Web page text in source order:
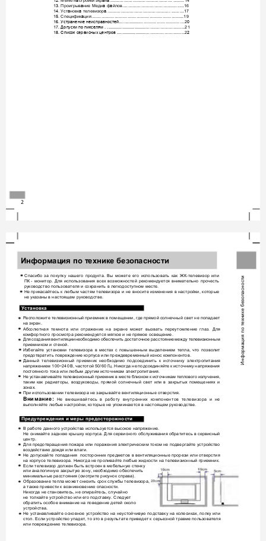
13. Проигрывние Меди фйлов.…………………………… … …16
14 . Устновк телевизор.…………………………………… ……17
15. Спецификци .…………………………………………………… ...19
16  … …………………… ….. .20
17 .    ..21
18 .    ..22
2
Информация по технике безопасности
Спасибо за покупку нашего продукта. Вы можете его использовать как ЖК-телевизор или
ПК - монитор. Для использования всех возможностей рекомендуется внимательно прочесть
руководство пользователя и сохранить в легкодоступном месте.
Не прикасайтесь к любым частям телевизора и не вносите изменения в настройки, которые
не указаны в настоящем руководстве.
Установка
Расположите телевизионный приемник в помещении, где прямой солнечный свет не попадает
на экран.
Абсолютная темнота или отражение на экране может вызвать переутомление глаз.
Для
комфортного просмотра рекомендуется мягкое и не прямое освещение.
Для создания вентиляции необходимо обеспечить достаточное расстояние между телевизионным
приемником и стеной.
Избегайте установки телевизора в местах с повышенным выделением тепла, что позволит
предотвратить повреждение корпуса или преждевременный износ компонентов.
Данный телевизионный приемник необходимо подсоединить к источнику электропитания Информация по тех
нике бе
зопасн
ости
напряжением 100~240 В, частотой 50/60 Гц. Никогда не подсоединяйте к источнику напряжения
постоянного тока или любым другим источникам электропитания.
Не устанавливайте телевизионный приемник в месте близком к источникам теплового излучения,
таким как радиаторы, воздуховоды, прямой солнечный свет или в закрытых помещениях и
зонах.
При использовании телевизора не закрывайте вентиляционные отверстия.
Вни мание: Не вмешивайтесь в работу внутренних компонентов телевизора и не
выполняйте любые настройки, которые не упоминаются в настоящем руководстве.
Предупреждения и меры предосторожности
В работе данного устройства используется высокое напряжение.
Не снимайте заднюю крышку корпуса. Для сервисного обслуживания обратитесь в сервисный
центр.
Для предотвращения пожара или поражения электрическим током не подвергайте устройство
воздействию дождя или влаги.
Не допускайте попадания посторонних предметов в вентиляционные прорези или отверстия
на корпусе телевизора. Никогда не проливайте любые жидкости на телевизионный приемник.
Если телевизор должен быть встроен в мебельную стенку
или аналогичную закрытую зону, необходимо обеспечить
минимальные расстояния (смотрите рисунок справа).
Образование тепла может снизить срок службы телевизора,
а также привести к возникновению опасности.
Никогда не становитесь, не опирайтесь, случайно
не толкайте устройство или его подставку. Следует
обратить особое внимание на поведение детей около
устройства.
Не устанавливайте основное устройство на неустойчивую подставку на колесиках, полку или
стол. Если устройство упадет, то это в результате приведет к серьезной травме пользователя
или повреждению телевизора.